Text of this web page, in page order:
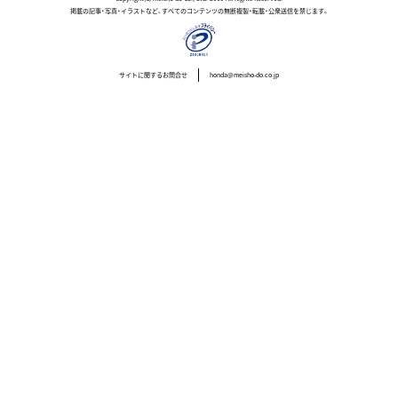
掲載の記事・写真・イラストなど、すべてのコンテンツの無断複製・転載・公衆送信を禁じます。
サイトに関するお問合せ honda@meisho-do.co.jp